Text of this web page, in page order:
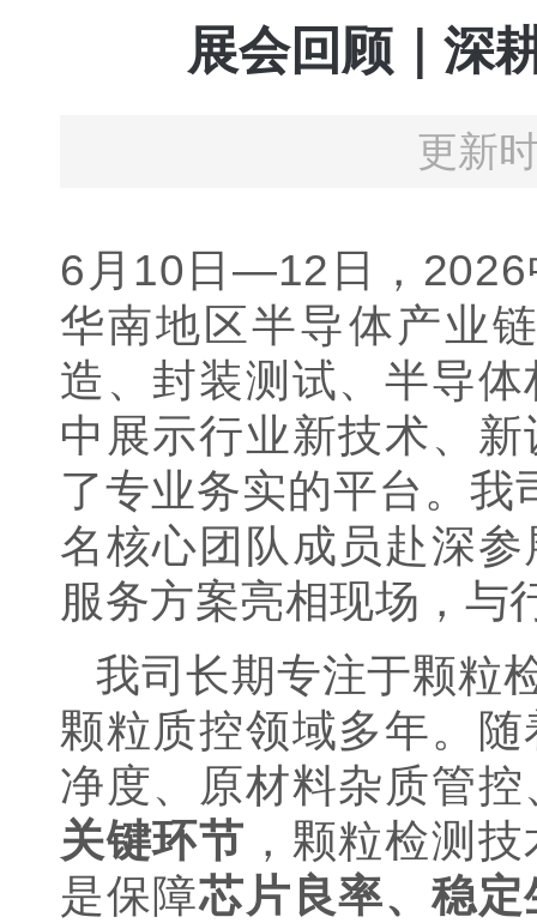
展会回顾｜深
更新
6月 10 日—12 日， 2026
华南地区半导体产业
造、封装测试、半导
中展示行业新技术、
了专业务实的平台。
名核心团队成员赴深
服务方案亮相现场，与
我司长期专注于颗粒
颗粒质控领域多年。
净度、原材料杂质管
关键环节 ，颗粒检测
是保障芯片良率、稳定